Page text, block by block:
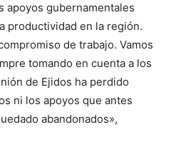
apoyos gubernamentales
productividad en la región.
de trabajo. Vamos
tomando en cuenta a los
de Ejidos ha perdido
ni los apoyos que antes
abandonados»,